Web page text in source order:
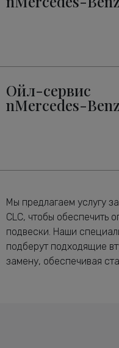
Ойл-сервис
nMercedes-Benz
Мы предлагаем услугу
CLC, чтобы обеспечить
подвески. Наши
подберут подходящие
замену, обеспечивая